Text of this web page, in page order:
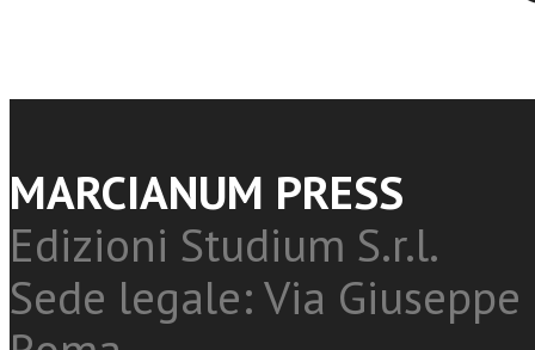
MARCIANUM PRESS
Edizioni Studium S.r.l.
Sede legale: Via